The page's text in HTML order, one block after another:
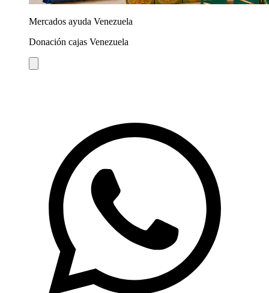
Mercados ayuda Venezuela
Donación cajas Venezuela